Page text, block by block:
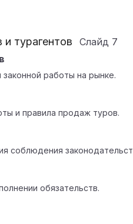
и турагентов Слайд 7
работы на рынке.
и правила продаж туров.
соблюдения
обязательств.